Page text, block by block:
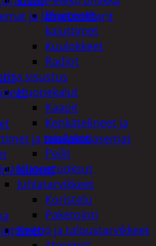
Bluetooth
kaiuttimet
Kuulokkeet
Radiot
ja sisustus
Huonekalut
Kaapit
Kenkätelineet ja
naulakot
Peilit
Huonetuoksut
Juhlatarvikkeet
Koristelu
Paketointi
Keittiö ja taloustarvikkeet
ja lämpömittarit
ja telakointiasemat